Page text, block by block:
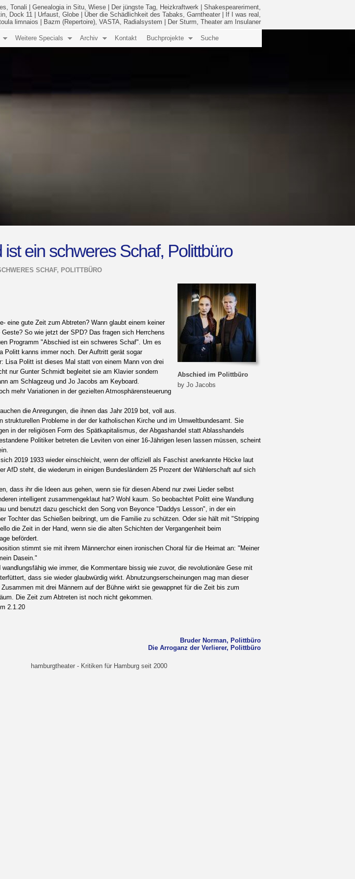
Tonali Genealogia in Situ, Wiese Der jüngste Tag, Heizkraftwerk
Shakespeareriment,
Dock 11 Urfaust, Globe Über die Schädlichkeit des Tabaks, Garntheater
If I was real,
limnaios
Bazm (Repertoire), VASTA, Radialsystem Der Sturm, Theater am Insulaner
Weitere Specials Archiv Kontakt Buchprojekte Suche
ein schweres Schaf, Polittbüro
SCHAF, POLITTBÜRO
Abschied im Polittbüro
by Jo Jacobs
eine gute Zeit zum Abtreten? Wann glaubt einem keiner
So wie jetzt der SPD? Das fragen sich Herrchens
Programm "Abschied ist ein schweres Schaf". Um es
Politt kanns immer noch. Der Auftritt gerät sogar
Lisa Politt ist dieses Mal statt von einem Mann von drei
nur Gunter Schmidt begleitet sie am Klavier sondern
am Schlagzeug und Jo Jacobs am Keyboard.
mehr Variationen in der gezielten Atmosphärensteuerung
die Anregungen, die ihnen das Jahr 2019 bot, voll aus.
strukturellen Probleme in der der katholischen Kirche und im Umweltbundesamt. Sie
in der religiösen Form des Spätkapitalismus, der Abgashandel statt Ablasshandels
Politiker betreten die Leviten von einer 16-Jährigen lesen lassen müssen, scheint
2019 1933 wieder einschleicht, wenn der offiziell als Faschist anerkannte Höcke laut
AfD steht, die wiederum in einigen Bundesländern 25 Prozent der Wählerschaft auf sich
dass ihr die Ideen aus gehen, wenn sie für diesen Abend nur zwei Lieder selbst
intelligent zusammengeklaut hat? Wohl kaum. So beobachtet Politt eine Wandlung
und benutzt dazu geschickt den Song von Beyonce "Daddys Lesson", in der ein
Tochter das Schießen beibringt, um die Familie zu schützen. Oder sie hält mit "Stripping
die Zeit in der Hand, wenn sie die alten Schichten der Vergangenheit beim
befördert.
stimmt sie mit ihrem Männerchor einen ironischen Choral für die Heimat an: "Meiner
Dasein."
wie immer, die Kommentare bissig wie zuvor, die revolutionäre Gese mit
dass sie wieder glaubwürdig wirkt. Abnutzungserscheinungen mag man dieser
mit drei Männern auf der Bühne wirkt sie gewappnet für die Zeit bis zum
Die Zeit zum Abtreten ist noch nicht gekommen.
2.1.20
Bruder Norman, Polittbüro
Die Arroganz der Verlierer, Polittbüro
hamburgtheater - Kritiken für Hamburg seit 2000